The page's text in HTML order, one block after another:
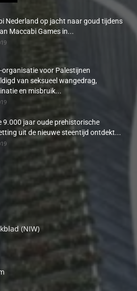
Nederland op jacht naar goud tijdens
Maccabi Games in...
organisatie voor Palestijnen
van seksueel wangedrag,
en misbruik...
9.000 jaar oude prehistorische
uit de nieuwe steentijd ontdekt...
(NIW)